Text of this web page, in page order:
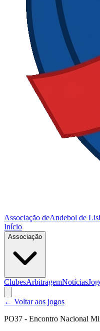
Associação deAndebol de
Início
Associação
ClubesArbitragemNotícias
← Voltar aos jogos
PO37 - Encontro Nacional